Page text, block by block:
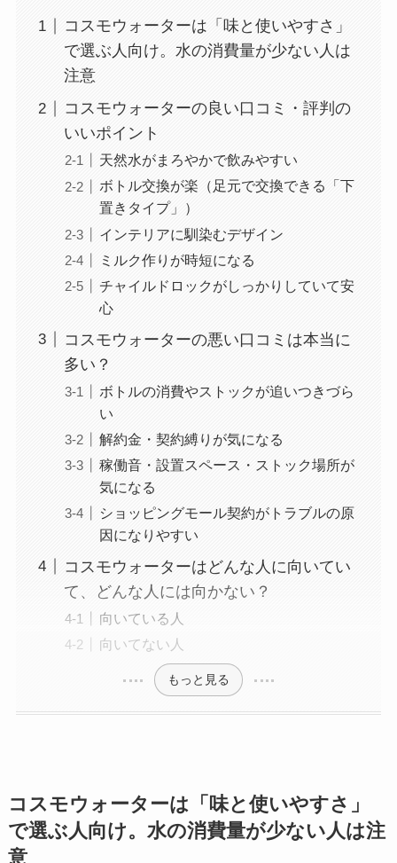
コスモウォーターは「味と使いやすさ」
で選ぶ人向け。水の消費量が少ない人は
注意
コスモウォーターの良い口コミ・評判の
いいポイント
天然水がまろやかで飲みやすい
ボトル交換が楽（足元で交換できる「下
置きタイプ」）
インテリアに馴染むデザイン
ミルク作りが時短になる
チャイルドロックがしっかりしていて安
心
コスモウォーターの悪い口コミは本当に
多い？
ボトルの消費やストックが追いつきづら
い
解約金・契約縛りが気になる
稼働音・設置スペース・ストック場所が
気になる
ショッピングモール契約がトラブルの原
因になりやすい
コスモウォーターはどんな人に向いてい
て、どんな人には向かない？
向いている人
向いてない人
もっと見る
コスモウォーターは「味と使いやすさ」
で選ぶ人向け。水の消費量が少ない人は注
意